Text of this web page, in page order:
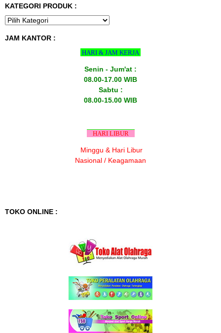
KATEGORI PRODUK :
JAM KANTOR :
HARI & JAM KERJA
Senin - Jum'at :
08.00-17.00 WIB
Sabtu :
08.00-15.00 WIB
HARI LIBUR
Minggu & Hari Libur
Nasional / Keagamaan
TOKO ONLINE :